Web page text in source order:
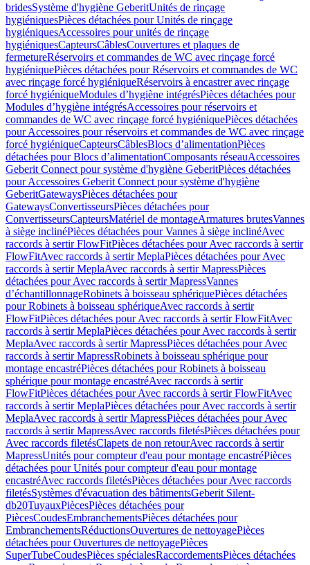
bridesSystème d'hygiène GeberitUnités de rinçage
hygiéniquesPièces détachées pour Unités de rinçage
hygiéniquesAccessoires pour unités de rinçage
hygiéniquesCapteursCâblesCouvertures et plaques de
fermetureRéservoirs et commandes de WC avec rinçage forcé
hygiéniquePièces détachées pour Réservoirs et commandes de WC
avec rinçage forcé hygiéniqueRéservoirs à encastrer avec rinçage
forcé hygiéniqueModules d’hygiène intégrésPièces détachées pour
Modules d’hygiène intégrésAccessoires pour réservoirs et
commandes de WC avec rinçage forcé hygiéniquePièces détachées
pour Accessoires pour réservoirs et commandes de WC avec rinçage
forcé hygiéniqueCapteursCâblesBlocs d’alimentationPièces
détachées pour Blocs d’alimentationComposants réseauAccessoires
Geberit Connect pour système d'hygiène GeberitPièces détachées
pour Accessoires Geberit Connect pour système d'hygiène
GeberitGatewaysPièces détachées pour
GatewaysConvertisseursPièces détachées pour
ConvertisseursCapteursMatériel de montageArmatures brutesVannes
à siège inclinéPièces détachées pour Vannes à siège inclinéAvec
raccords à sertir FlowFitPièces détachées pour Avec raccords à sertir
FlowFitAvec raccords à sertir MeplaPièces détachées pour Avec
raccords à sertir MeplaAvec raccords à sertir MapressPièces
détachées pour Avec raccords à sertir MapressVannes
d’échantillonnageRobinets à boisseau sphériquePièces détachées
pour Robinets à boisseau sphériqueAvec raccords à sertir
FlowFitPièces détachées pour Avec raccords à sertir FlowFitAvec
raccords à sertir MeplaPièces détachées pour Avec raccords à sertir
MeplaAvec raccords à sertir MapressPièces détachées pour Avec
raccords à sertir MapressRobinets à boisseau sphérique pour
montage encastréPièces détachées pour Robinets à boisseau
sphérique pour montage encastréAvec raccords à sertir
FlowFitPièces détachées pour Avec raccords à sertir FlowFitAvec
raccords à sertir MeplaPièces détachées pour Avec raccords à sertir
MeplaAvec raccords à sertir MapressPièces détachées pour Avec
raccords à sertir MapressAvec raccords filetésPièces détachées pour
Avec raccords filetésClapets de non retourAvec raccords à sertir
MapressUnités pour compteur d'eau pour montage encastréPièces
détachées pour Unités pour compteur d'eau pour montage
encastréAvec raccords filetésPièces détachées pour Avec raccords
filetésSystèmes d'évacuation des bâtimentsGeberit Silent-
db20TuyauxPiècesPièces détachées pour
PiècesCoudesEmbranchementsPièces détachées pour
EmbranchementsRéductionsOuvertures de nettoyagePièces
détachées pour Ouvertures de nettoyagePièces
SuperTubeCoudesPièces spécialesRaccordementsPièces détachées